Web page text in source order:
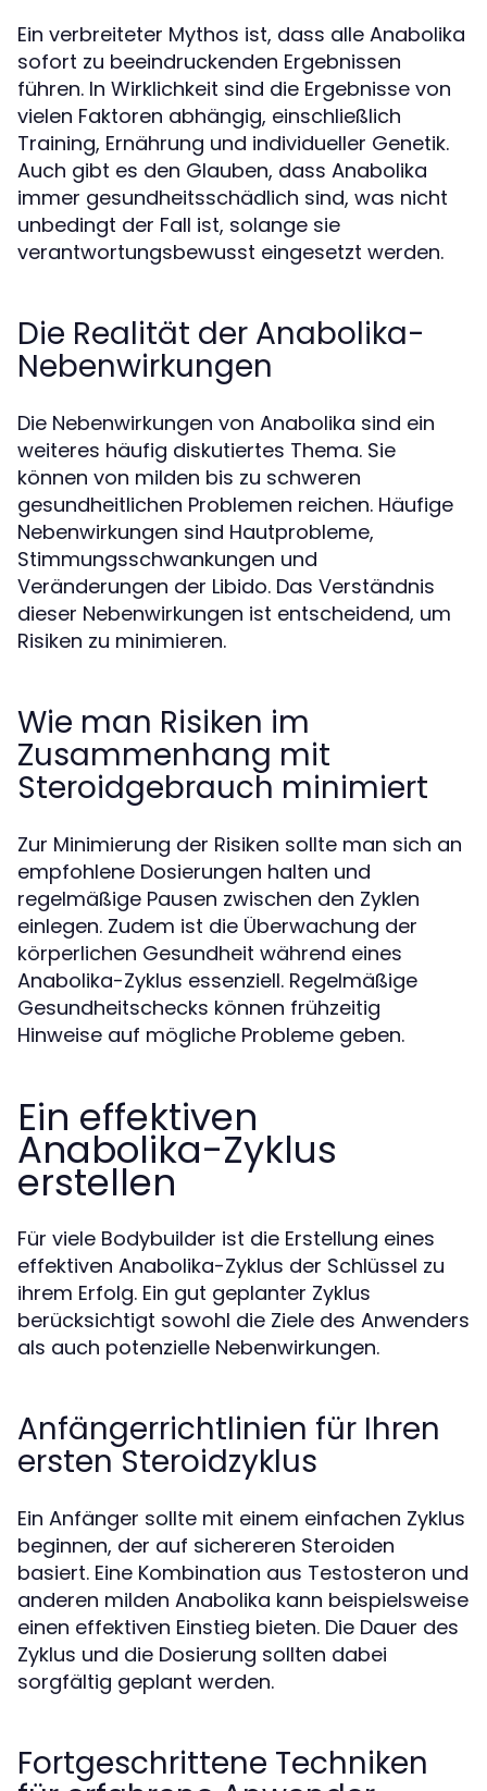
Ein verbreiteter Mythos ist, dass alle Anabolika
sofort zu beeindruckenden Ergebnissen
führen. In Wirklichkeit sind die Ergebnisse von
vielen Faktoren abhängig, einschließlich
Training, Ernährung und individueller Genetik.
Auch gibt es den Glauben, dass Anabolika
immer gesundheitsschädlich sind, was nicht
unbedingt der Fall ist, solange sie
verantwortungsbewusst eingesetzt werden.
Die Realität der Anabolika-
Nebenwirkungen
Die Nebenwirkungen von Anabolika sind ein
weiteres häufig diskutiertes Thema. Sie
können von milden bis zu schweren
gesundheitlichen Problemen reichen. Häufige
Nebenwirkungen sind Hautprobleme,
Stimmungsschwankungen und
Veränderungen der Libido. Das Verständnis
dieser Nebenwirkungen ist entscheidend, um
Risiken zu minimieren.
Wie man Risiken im
Zusammenhang mit
Steroidgebrauch minimiert
Zur Minimierung der Risiken sollte man sich an
empfohlene Dosierungen halten und
regelmäßige Pausen zwischen den Zyklen
einlegen. Zudem ist die Überwachung der
körperlichen Gesundheit während eines
Anabolika-Zyklus essenziell. Regelmäßige
Gesundheitschecks können frühzeitig
Hinweise auf mögliche Probleme geben.
Ein effektiven
Anabolika-Zyklus
erstellen
Für viele Bodybuilder ist die Erstellung eines
effektiven Anabolika-Zyklus der Schlüssel zu
ihrem Erfolg. Ein gut geplanter Zyklus
berücksichtigt sowohl die Ziele des Anwenders
als auch potenzielle Nebenwirkungen.
Anfängerrichtlinien für Ihren
ersten Steroidzyklus
Ein Anfänger sollte mit einem einfachen Zyklus
beginnen, der auf sichereren Steroiden
basiert. Eine Kombination aus Testosteron und
anderen milden Anabolika kann beispielsweise
einen effektiven Einstieg bieten. Die Dauer des
Zyklus und die Dosierung sollten dabei
sorgfältig geplant werden.
Fortgeschrittene Techniken